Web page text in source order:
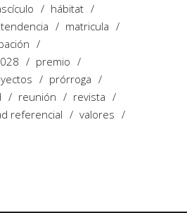
hábitat
matricula
premio
prórroga
reunión
revista
referencial
valores